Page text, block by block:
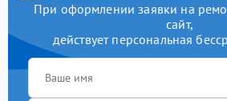
При оформлении заявки на
сайт,
действует персональная